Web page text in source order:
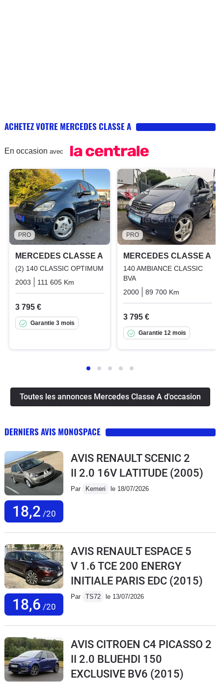
ACHETEZ VOTRE MERCEDES CLASSE A
En occasion avec
PRO
MERCEDES CLASSE A
(2) 140 CLASSIC OPTIMUM
2003
111 605 Km Essence
3 795 €
Garantie 3 mois
PRO
MERCEDES CLASSE A
140 AMBIANCE CLASSIC
BVA
2000
89 700 Km
3 795 €
Garantie 12 mois
Toutes les annonces Mercedes Classe A d'occasion
DERNIERS AVIS MONOSPACE
18,2 /20
AVIS RENAULT SCENIC 2
II 2.0 16V LATITUDE (2005)
Par Kemeri le 18/07/2026
18,6 /20
AVIS RENAULT ESPACE 5
V 1.6 TCE 200 ENERGY
INITIALE PARIS EDC (2015)
Par TS72 le 13/07/2026
AVIS CITROEN C4 PICASSO 2
II 2.0 BLUEHDI 150
EXCLUSIVE BV6 (2015)